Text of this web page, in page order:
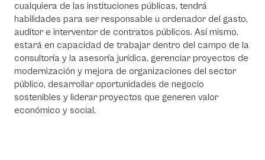
cualquiera de las instituciones públicas, tendrá
habilidades para ser responsable u ordenador del gasto,
auditor e interventor de contratos públicos. Así mismo,
estará en capacidad de trabajar dentro del campo de la
consultoría y la asesoría jurídica, gerenciar proyectos de
modernización y mejora de organizaciones del sector
público, desarrollar oportunidades de negocio
sostenibles y liderar proyectos que generen valor
económico y social.